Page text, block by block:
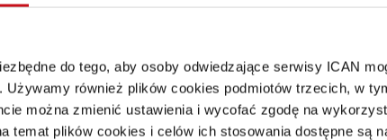
do tego, aby osoby odwiedzające serwisy ICAN
Używamy również plików cookies podmiotów trzecich, w
można zmienić ustawienia i wycofać zgodę na
temat plików cookies i celów ich stosowania dostępne są
Academy™
silną markę osobistą, autorytet i wpływ w organizacji.
To program skupiony na Tobie! Polecany liderom